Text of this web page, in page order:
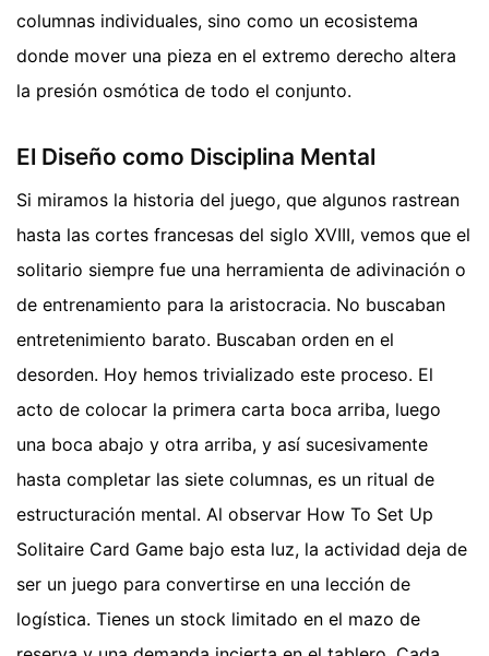
columnas individuales, sino como un ecosistema
donde mover una pieza en el extremo derecho altera
la presión osmótica de todo el conjunto.
El Diseño como Disciplina Mental
Si miramos la historia del juego, que algunos rastrean
hasta las cortes francesas del siglo XVIII, vemos que el
solitario siempre fue una herramienta de adivinación o
de entrenamiento para la aristocracia. No buscaban
entretenimiento barato. Buscaban orden en el
desorden. Hoy hemos trivializado este proceso. El
acto de colocar la primera carta boca arriba, luego
una boca abajo y otra arriba, y así sucesivamente
hasta completar las siete columnas, es un ritual de
estructuración mental. Al observar How To Set Up
Solitaire Card Game bajo esta luz, la actividad deja de
ser un juego para convertirse en una lección de
logística. Tienes un stock limitado en el mazo de